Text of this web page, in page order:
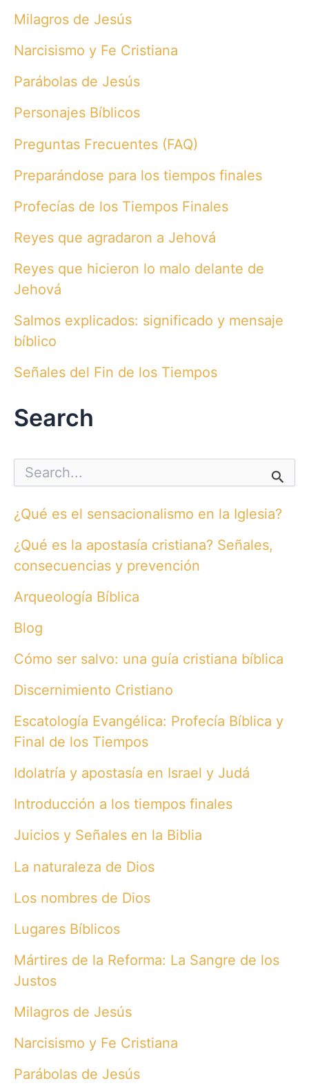
Milagros de Jesús
Narcisismo y Fe Cristiana
Parábolas de Jesús
Personajes Bíblicos
Preguntas Frecuentes (FAQ)
Preparándose para los tiempos finales
Profecías de los Tiempos Finales
Reyes que agradaron a Jehová
Reyes que hicieron lo malo delante de
Jehová
Salmos explicados: significado y mensaje
bíblico
Señales del Fin de los Tiempos
Search
c
f
o
¿Qué es el sensacionalismo en la Iglesia?
¿Qué es la apostasía cristiana? Señales,
consecuencias y prevención
Arqueología Bíblica
Blog
Cómo ser salvo: una guía cristiana bíblica
Discernimiento Cristiano
Escatología Evangélica: Profecía Bíblica y
Final de los Tiempos
Idolatría y apostasía en Israel y Judá
Introducción a los tiempos finales
Juicios y Señales en la Biblia
La naturaleza de Dios
Los nombres de Dios
Lugares Bíblicos
Mártires de la Reforma: La Sangre de los
Justos
Milagros de Jesús
Narcisismo y Fe Cristiana
Parábolas de Jesús